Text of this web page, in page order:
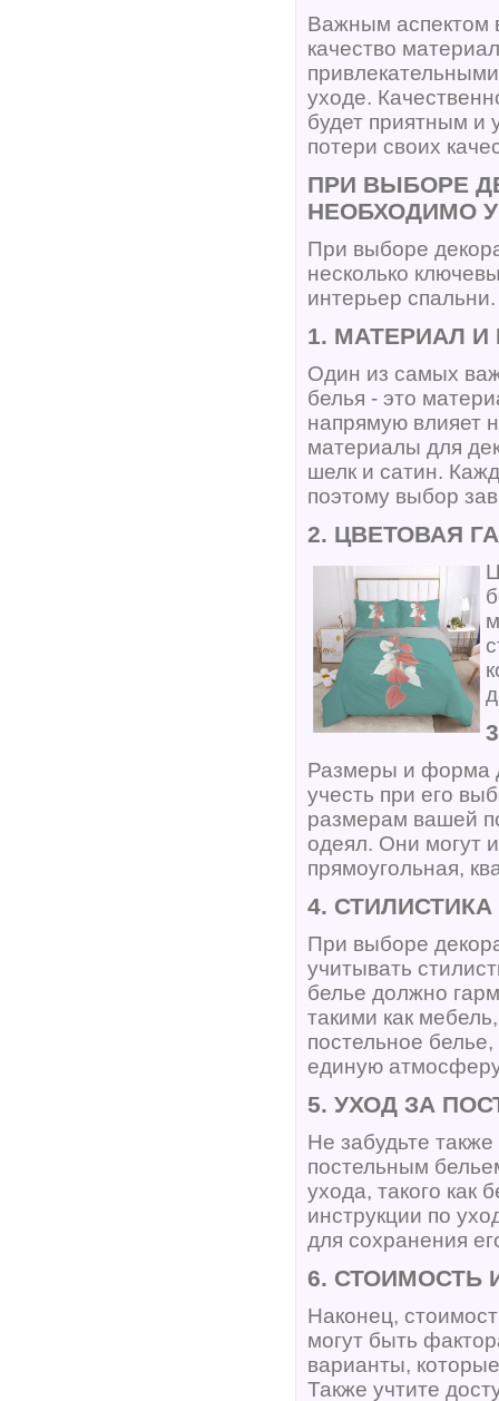
Важным аспектом
качество
уходе.
будет приятным и
потери своих
ПРИ ВЫБОРЕ
НЕОБХОДИМО
При выборе
несколько
интерьер спальни.
1. МАТЕРИАЛ И
Один из самых
белья - это
напрямую влияет
материалы для
шелк и сатин.
поэтому выбор
2. ЦВЕТОВАЯ
Размеры и форма
учесть при его
размерам вашей
одеял. Они могут
прямоугольная,
4.
При выборе
учитывать
белье должно
такими как
постельное
единую
5. УХОД ЗА
Не забудьте
постельным
ухода, такого как
инструкции по
для сохранения
6. СТОИМОСТЬ
Наконец,
могут быть
варианты,
Также учтите